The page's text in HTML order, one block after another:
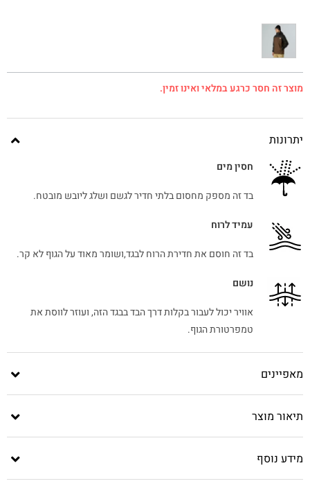
מוצר זה חסר כרגע במלאי ואינו זמין.
יתרונות
חסין מים
בד זה מספק מחסום בלתי חדיר לגשם ושלג ליובש מובטח.
עמיד לרוח
בד זה חוסם את חדירת הרוח לבגד,ושומר מאוד על הגוף לא קר.
נושם
אוויר יכול לעבור בקלות דרך הבד בבגד הזה, ועוזר לווסת את
טמפרטורת הגוף.
מאפיינים
תיאור מוצר
מידע נוסף